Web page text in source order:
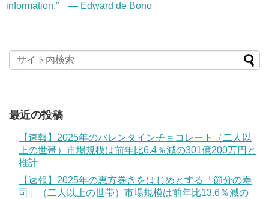
information.” — Edward de Bono
最近の投稿
【速報】2025年のバレンタインチョコレート（二人以
上の世帯）市場規模は前年比6.4％減の301億200万円と
推計
【速報】2025年の恵方巻きをはじめとする「節分の寿
司」（二人以上の世帯）市場規模は前年比13.6％減の